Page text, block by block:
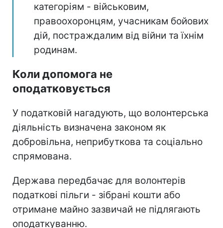
категоріям - військовим,
правоохоронцям, учасникам бойових
дій, постраждалим від війни та їхнім
родинам.
Коли допомога не
оподатковується
У податковій нагадують, що волонтерська
діяльність визначена законом як
добровільна, неприбуткова та соціально
спрямована.
Держава передбачає для волонтерів
податкові пільги - зібрані кошти або
отримане майно зазвичай не підлягають
оподаткуванню.